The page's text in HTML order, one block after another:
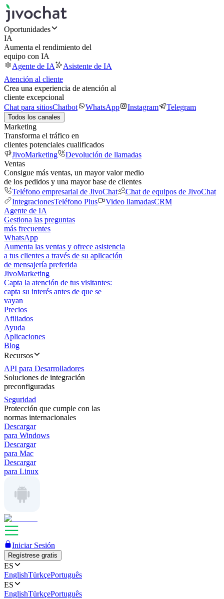
Oportunidades
IA
Aumenta el rendimiento del
equipo con IA
Agente de IA
Asistente de IA
Atención al cliente
Crea una experiencia de atención al
cliente excepcional
Chat para sitiosChatbot WhatsApp Instagram Telegram
Todos los canales
Marketing
Transforma el tráfico en
clientes potenciales cualificados
JivoMarketing
Devolución de llamadas
Ventas
Consigue más ventas, un mayor valor medio
de los pedidos y una mayor base de clientes
Teléfono empresarial de JivoChat
Chat de equipos de JivoChat
IntegracionesTeléfono Plus Video llamadasCRM
Agente de IA
Gestiona las preguntas
más frecuentes
WhatsApp
Aumenta las ventas y ofrece asistencia
a tus clientes a través de su aplicación
de mensajería preferida
JivoMarketing
Capta la atención de tus visitantes:
capta su interés antes de que se
vayan
Precios
Afiliados
Ayuda
Aplicaciones
Blog
Recursos
API para Desarrolladores
Soluciones de integración
preconfiguradas
Seguridad
Protección que cumple con las
normas internacionales
Descargar
para Windows
Descargar
para Mac
Descargar
para Linux
Iniciar Sesión
Regístrese gratis
ES
EnglishTürkçePortuguês
ES
EnglishTürkçePortuguês